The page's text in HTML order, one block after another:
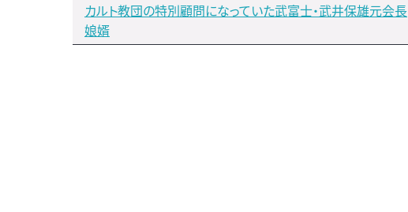
カルト教団の特別顧問になっていた武富士・武井保雄元会長
娘婿